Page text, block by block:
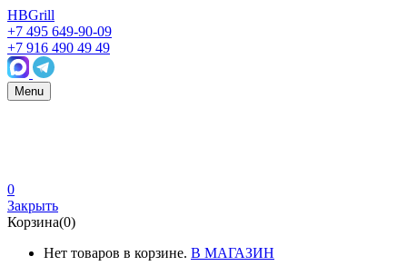
HBGrill
+7 495 649-90-09
+7 916 490 49 49
Menu
0
Закрыть
Корзина(0)
Нет товаров в корзине. В МАГАЗИН